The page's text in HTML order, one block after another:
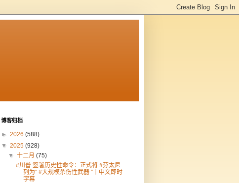
博客归档
► 2026 (588)
▼ 2025 (928)
▼十二月(75)
#川普 签署历史性命令：正式将 #芬太尼
列为“ #大规模杀伤性武器 ”｜中文即时
字幕